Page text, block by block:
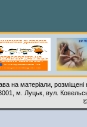
на матеріали,
м. Луцьк, вул.